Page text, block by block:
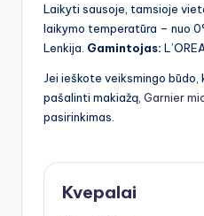
Laikyti sausoje, tamsioje
laikymo temperatūra – nuo
Lenkija. Gamintojas:
Jei ieškote veiksmingo
pašalinti makiažą, Garnier
pasirinkimas.
Kvepalai